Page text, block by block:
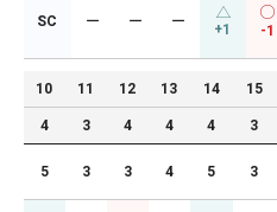
SC ー ー ー +1 -1
10 11 12 13 14 15
4 3 4 4 4 3
5 3 3 4 5 3